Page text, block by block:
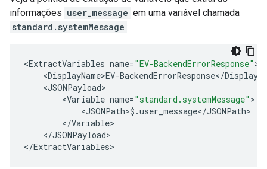
informações user_message em uma variável chamada
standard.systemMessage :
<ExtractVariables name="EV-BackendErrorResponse" >
<DisplayName>EV-BackendErrorResponse</
<JSONPayload>
<Variable name="standard.systemMessage" >
<JSONPath>$.user_message</JSONPath>
</Variable>
</JSONPayload>
</ExtractVariables>